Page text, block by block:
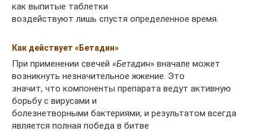
как выпитые таблетки
воздействуют лишь спустя определенное время.
Как действует «Бетадин»
При применении свечей «Бетадин» вначале может
возникнуть незначительное жжение. Это
значит, что компоненты препарата ведут активную
борьбу с вирусами и
болезнетворными бактериями, и результатом всегда
является полная победа в битве